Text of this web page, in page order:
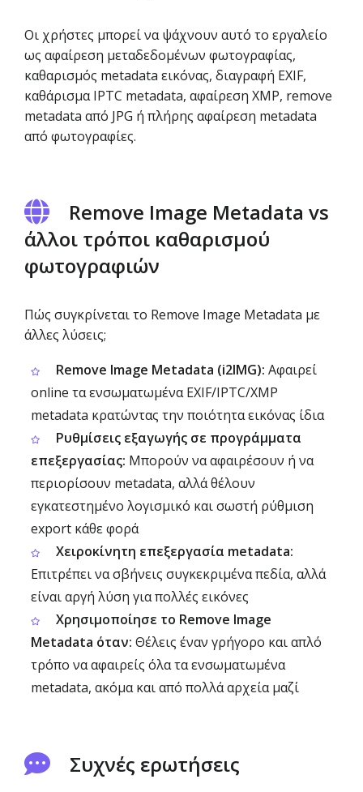
Οι χρήστες μπορεί να ψάχνουν αυτό το εργαλείο
ως αφαίρεση μεταδεδομένων φωτογραφίας,
καθαρισμός metadata εικόνας, διαγραφή EXIF,
καθάρισμα IPTC metadata, αφαίρεση XMP, remove
metadata από JPG ή πλήρης αφαίρεση metadata
από φωτογραφίες.
Remove Image Metadata vs
άλλοι τρόποι καθαρισμού
φωτογραφιών
Πώς συγκρίνεται το Remove Image Metadata με
άλλες λύσεις;
Remove Image Metadata (i2IMG): Αφαιρεί
online τα ενσωματωμένα EXIF/IPTC/XMP
metadata κρατώντας την ποιότητα εικόνας ίδια
Ρυθμίσεις εξαγωγής σε προγράμματα
επεξεργασίας: Μπορούν να αφαιρέσουν ή να
περιορίσουν metadata, αλλά θέλουν
εγκατεστημένο λογισμικό και σωστή ρύθμιση
export κάθε φορά
Χειροκίνητη επεξεργασία metadata:
Επιτρέπει να σβήνεις συγκεκριμένα πεδία, αλλά
είναι αργή λύση για πολλές εικόνες
Χρησιμοποίησε το Remove Image
Metadata όταν: Θέλεις έναν γρήγορο και απλό
τρόπο να αφαιρείς όλα τα ενσωματωμένα
metadata, ακόμα και από πολλά αρχεία μαζί
Συχνές ερωτήσεις